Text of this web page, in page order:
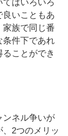
はいろいろ
良いこともあ
家族で同じ番
条件下であれ
ことができ
ンネル争いが
2つのメリッ